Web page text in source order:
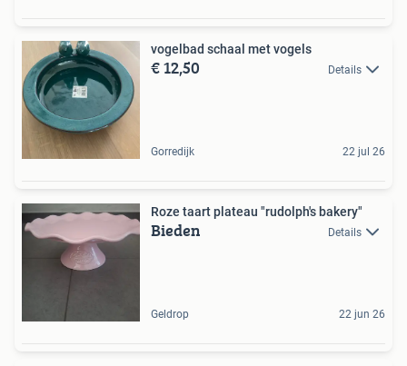
vogelbad schaal met vogels
€ 12,50 Details
Gorredijk 22 jul 26
Roze taart plateau "rudolph's bakery"
Bieden Details
Geldrop 22 jun 26